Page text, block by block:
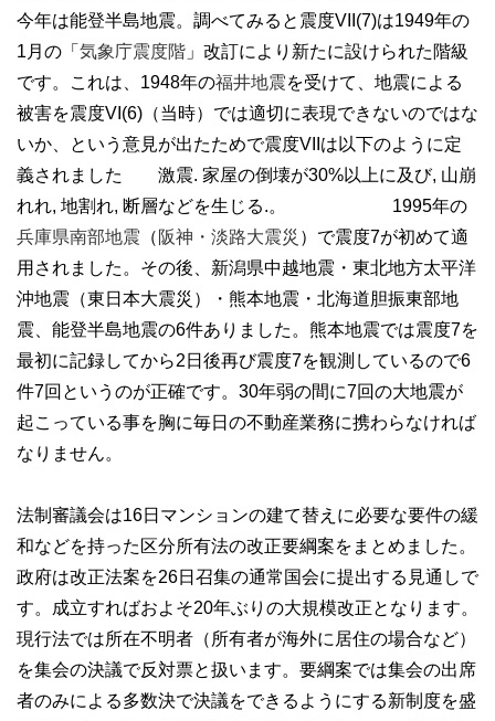
今年は能登半島地震。調べてみると震度VII(7)は1949年の
1月の「 気象庁震度階 」改訂により新たに設けられた階級
です。これは、1948年の福井地震を受けて、地震による
被害を震度VI(6)（当時）では適切に表現できないのではな
いか、という意見が出たためで震度VIIは以下のように定
義されました 激震. 家屋の倒壊が30%以上に及び, 山崩
れれ, 地割れ, 断層などを生じる.。 1995年の
兵庫県南部地震 （ 阪神・淡路大震災 ）で震度7が初めて適
用されました。その後、新潟県中越地震・東北地方太平洋
沖地震（東日本大震災）・熊本地震・北海道胆振東部地
震、能登半島地震の6件ありました。熊本地震では震度7を
最初に記録してから2日後再び震度7を観測しているので6
件7回というのが正確です。30年弱の間に7回の大地震が
起こっている事を胸に毎日の不動産業務に携わらなければ
なりません。
法制審議会は16日マンションの建て替えに必要な要件の緩
和などを持った区分所有法の改正要綱案をまとめました。
政府は改正法案を26日召集の通常国会に提出する見通しで
す。成立すればおよそ20年ぶりの大規模改正となります。
現行法では所在不明者（所有者が海外に居住の場合など）
を集会の決議で反対票と扱います。要綱案では集会の出席
者のみによる多数決で決議をできるようにする新制度を盛